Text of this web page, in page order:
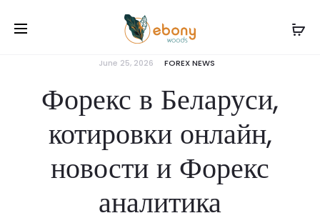
June 25, 2026 FOREX NEWS
Форекс в Беларуси,
котировки онлайн,
новости и Форекс
аналитика